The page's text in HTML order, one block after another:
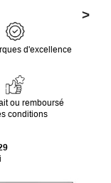
>
d'excellence
ou remboursé
conditions